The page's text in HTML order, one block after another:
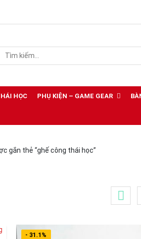
HỌC PHỤ KIỆN – GAME GEAR
gắn thẻ “ghế công thái học”
- 31.1%